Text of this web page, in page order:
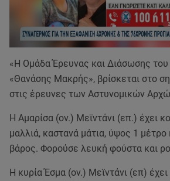
«Η Ομάδα Έρευνας και Διάσωσης
«Θανάσης Μακρής», βρίσκεται στο
στις έρευνες των Αστυνομικών
Η Αμαρίσα (ον.) Μεϊντάνι (επ.) έχει
μαλλιά, καστανά μάτια, ύψος 1 μέτρο
βάρος. Φορούσε λευκή φούστα και
Η κυρία Έσμα (ον.) Μεϊντάνι (επ)